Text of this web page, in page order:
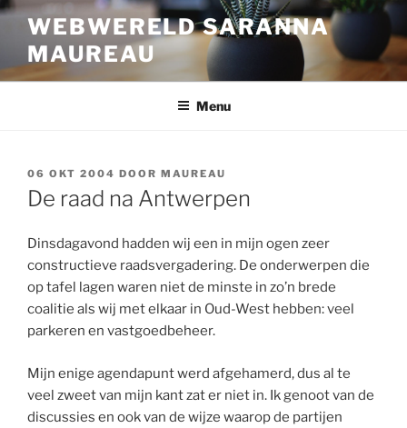
Ga
inhoud
WEBWERELD SARANNA
MAUREAU
Menu
GEPLAATST
OP
06 OKT 2004 DOOR MAUREAU
De raad na Antwerpen
Dinsdagavond hadden wij een in mijn ogen zeer
constructieve raadsvergadering. De onderwerpen die
op tafel lagen waren niet de minste in zo’n brede
coalitie als wij met elkaar in Oud-West hebben: veel
parkeren en vastgoedbeheer.
Mijn enige agendapunt werd afgehamerd, dus al te
veel zweet van mijn kant zat er niet in. Ik genoot van de
discussies en ook van de wijze waarop de partijen